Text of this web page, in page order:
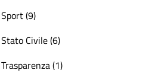
Sport (9)
Stato Civile (6)
Trasparenza (1)